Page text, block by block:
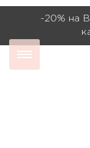
-20% на